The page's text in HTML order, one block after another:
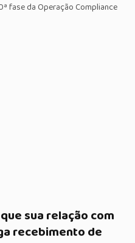
fase da Operação Compliance
sua relação com
recebimento de